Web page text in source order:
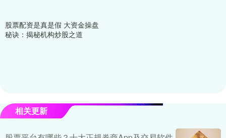
股票配资是真是假 大资金操盘
秘诀：揭秘机构炒股之道
相关更新